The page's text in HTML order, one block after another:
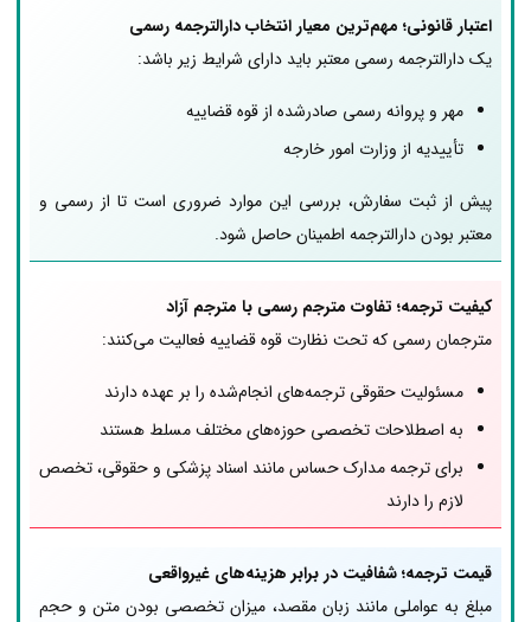
اعتبار قانونی؛ مهم‌ترین معیار انتخاب دارالترجمه رسمی
یک دارالترجمه رسمی معتبر باید دارای شرایط زیر باشد:
مهر و پروانه رسمی صادرشده از قوه قضاییه
تأییدیه از وزارت امور خارجه
پیش از ثبت سفارش، بررسی این موارد ضروری است تا از رسمی و
معتبر بودن دارالترجمه اطمینان حاصل شود.
کیفیت ترجمه؛ تفاوت مترجم رسمی با مترجم آزاد
مترجمان رسمی که تحت نظارت قوه قضاییه فعالیت می‌کنند:
مسئولیت حقوقی ترجمه‌های انجام‌شده را بر عهده دارند
به اصطلاحات تخصصی حوزه‌های مختلف مسلط هستند
برای ترجمه مدارک حساس مانند اسناد پزشکی و حقوقی، تخصص
لازم را دارند
قیمت ترجمه؛ شفافیت در برابر هزینه‌های غیرواقعی
مبلغ به عواملی مانند زبان مقصد، میزان تخصصی بودن متن و حجم